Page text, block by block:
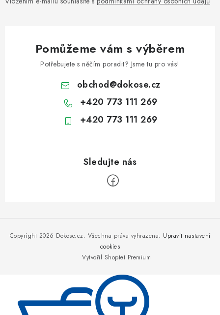
Pomůžeme vám s výběrem
Potřebujete s něčím poradit? Jsme tu pro vás!
obchod@dokose.cz
+420 773 111 269
+420 773 111 269
Vytvořil Shoptet Premium
Copyright 2026 Dokose.cz. Všechna práva vyhrazena. Upravit nastavení
cookies